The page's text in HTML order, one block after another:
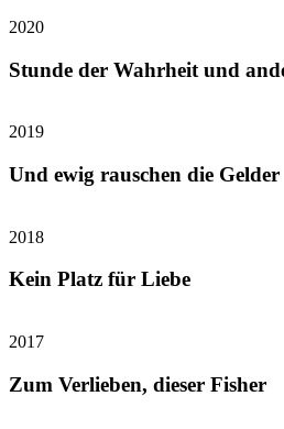
2020
Stunde der Wahrheit und
2019
Und ewig rauschen die Gelder
2018
Kein Platz für Liebe
2017
Zum Verlieben, dieser Fisher